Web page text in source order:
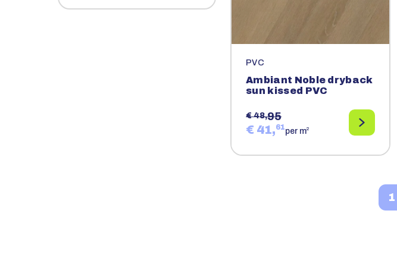
PVC
Ambiant Noble dryback
sun kissed PVC
€ 48,95
€ 41,61per m2
1